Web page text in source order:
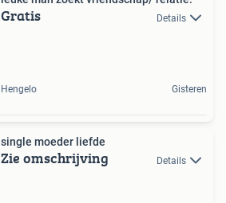
Gratis Details
Hengelo Gisteren
single moeder liefde
Zie omschrijving Details